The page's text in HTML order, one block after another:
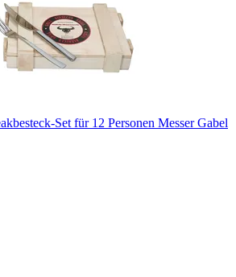
Set für 12 Personen Messer Gabel